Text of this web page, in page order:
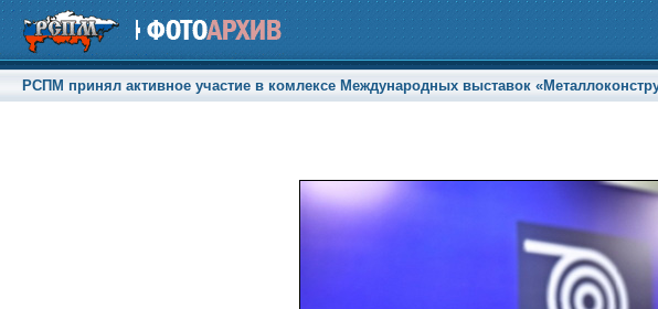
РСПМ принял активное участие в комлексе Международных выставок